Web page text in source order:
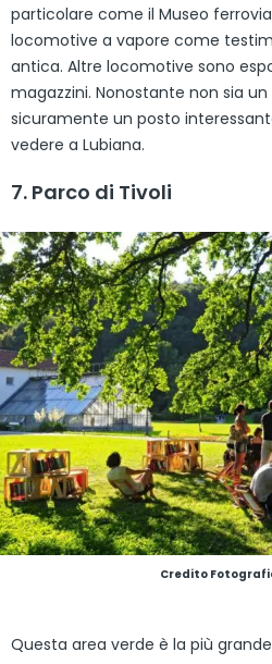
particolare come il Museo
locomotive a vapore come
antica. Altre locomotive sono
magazzini. Nonostante non sia
sicuramente un posto
vedere a Lubiana.
7. Parco di Tivoli
Credito
Questa area verde è la più